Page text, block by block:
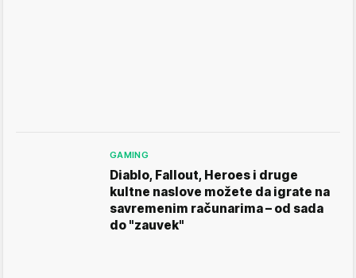
GAMING
Diablo, Fallout, Heroes i druge
kultne naslove možete da igrate na
savremenim računarima – od sada
do "zauvek"